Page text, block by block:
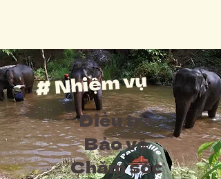
# Nhiệm vụ
Điều tra
Bảo vệ
Chăm sóc